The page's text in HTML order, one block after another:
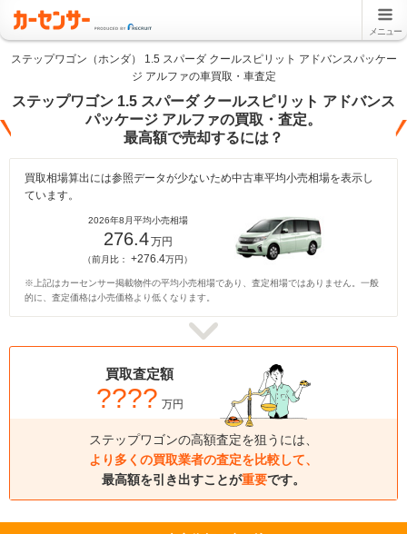
メニュー
ステップワゴン（ホンダ） 1.5 スパーダ クールスピリット アドバンスパッケー
ジ アルファの車買取・車査定
ステップワゴン 1.5 スパーダ クールスピリット アドバンス
パッケージ アルファの買取・査定。
最高額で売却するには？
買取相場算出には参照データが少ないため中古車平均小売相場を表示し
ています。
2026年8月平均小売相場
276.4万円
（前月比：+276.4万円）
※上記はカーセンサー掲載物件の平均小売相場であり、査定相場ではありません。一般
的に、査定価格は小売価格より低くなります。
買取査定額
???? 万円
ステップワゴンの高額査定を狙うには、
より多くの買取業者の査定を比較して、
最高額を引き出すことが重要です。